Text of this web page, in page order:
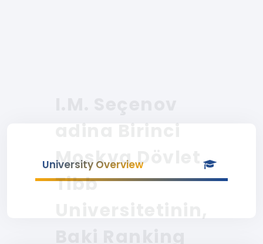
University Overview
adina Birinci
Moskva Dövlet
Tibb